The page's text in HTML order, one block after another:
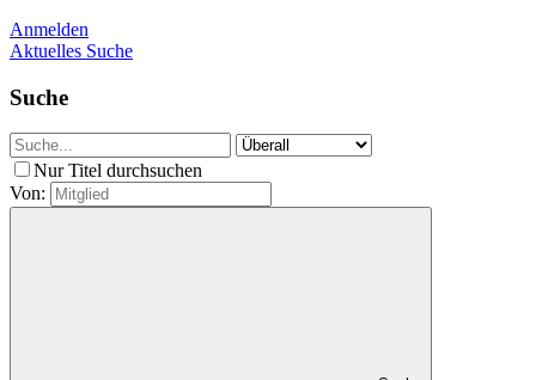
Anmelden
Aktuelles Suche
Suche
Nur Titel durchsuchen
Von: